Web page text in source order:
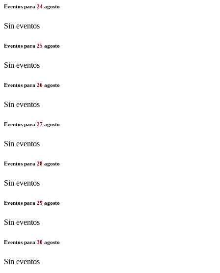
Eventos para 24 agosto
Sin eventos
Eventos para 25 agosto
Sin eventos
Eventos para 26 agosto
Sin eventos
Eventos para 27 agosto
Sin eventos
Eventos para 28 agosto
Sin eventos
Eventos para 29 agosto
Sin eventos
Eventos para 30 agosto
Sin eventos